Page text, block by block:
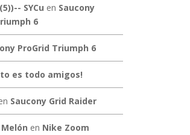
SYCu en Saucony
6
ProGrid Triumph 6
es todo amigos!
Saucony Grid Raider
en Nike Zoom